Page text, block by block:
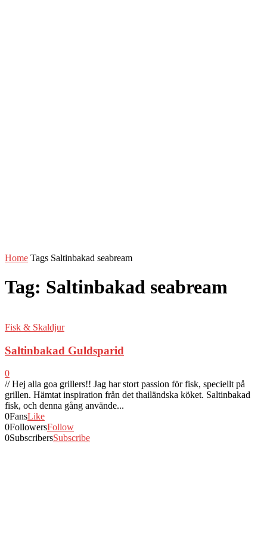
Home Tags Saltinbakad seabream
Tag: Saltinbakad seabream
Fisk & Skaldjur
Saltinbakad Guldsparid
0
// Hej alla goa grillers!! Jag har stort passion för fisk, speciellt på
grillen. Hämtat inspiration från det thailändska köket. Saltinbakad
fisk, och denna gång använde...
0FansLike
0FollowersFollow
0SubscribersSubscribe